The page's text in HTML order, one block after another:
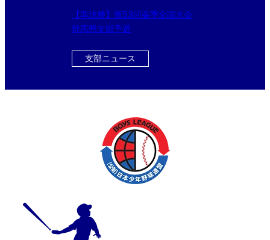
【準決勝】第53回春季全国大会
群馬県支部予選
支部ニュース